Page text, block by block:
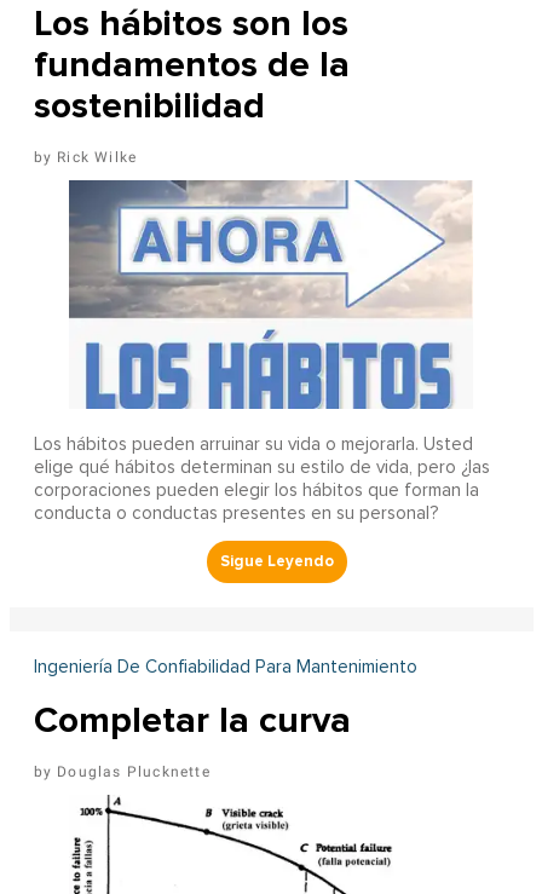
Los hábitos son los
fundamentos de la
sostenibilidad
Rick Wilke
Los hábitos pueden arruinar su vida o mejorarla. Usted
elige qué hábitos determinan su estilo de vida, pero ¿las
corporaciones pueden elegir los hábitos que forman la
conducta o conductas presentes en su personal?
Ingeniería De Confiabilidad Para Mantenimiento
Completar la curva
Douglas Plucknette